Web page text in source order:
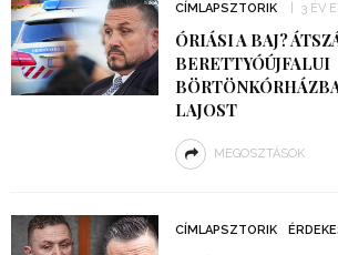
CÍMLAPSZTORIK 3 ÉV
ÓRIÁSI A BAJ?
BERETTYÓÚJFALUI
LAJOST
MEGOSZTÁSOK
CÍMLAPSZTORIK